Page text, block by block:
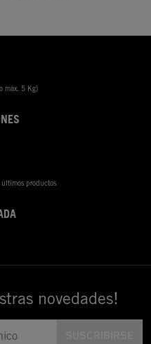
máx. 5 Kg)
productos
novedades!